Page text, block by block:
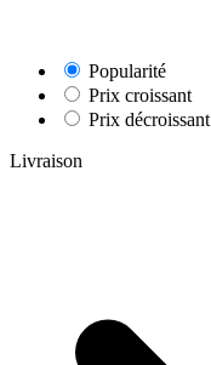
Popularité
Prix croissant
Prix décroissant
Livraison